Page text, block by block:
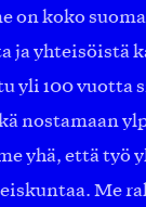
on koko
ja yhteisöistä
yli 100 vuotta
nostamaan
yhä, että työ
Me